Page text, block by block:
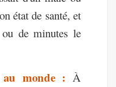
état de santé, et
de minutes le
monde : À